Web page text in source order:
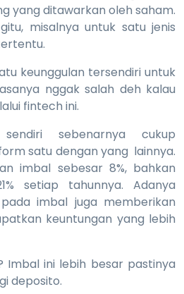
yang ditawarkan oleh saham.
misalnya untuk satu jenis
keunggulan tersendiri untuk
nggak salah deh kalau
fintech ini.
sebenarnya cukup
satu dengan yang lainnya.
imbal sebesar 8%, bahkan
setiap tahunnya. Adanya
imbal juga memberikan
keuntungan yang lebih
Imbal ini lebih besar pastinya
deposito.